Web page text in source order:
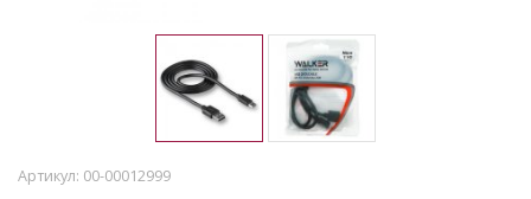
Артикул: 00-00012999